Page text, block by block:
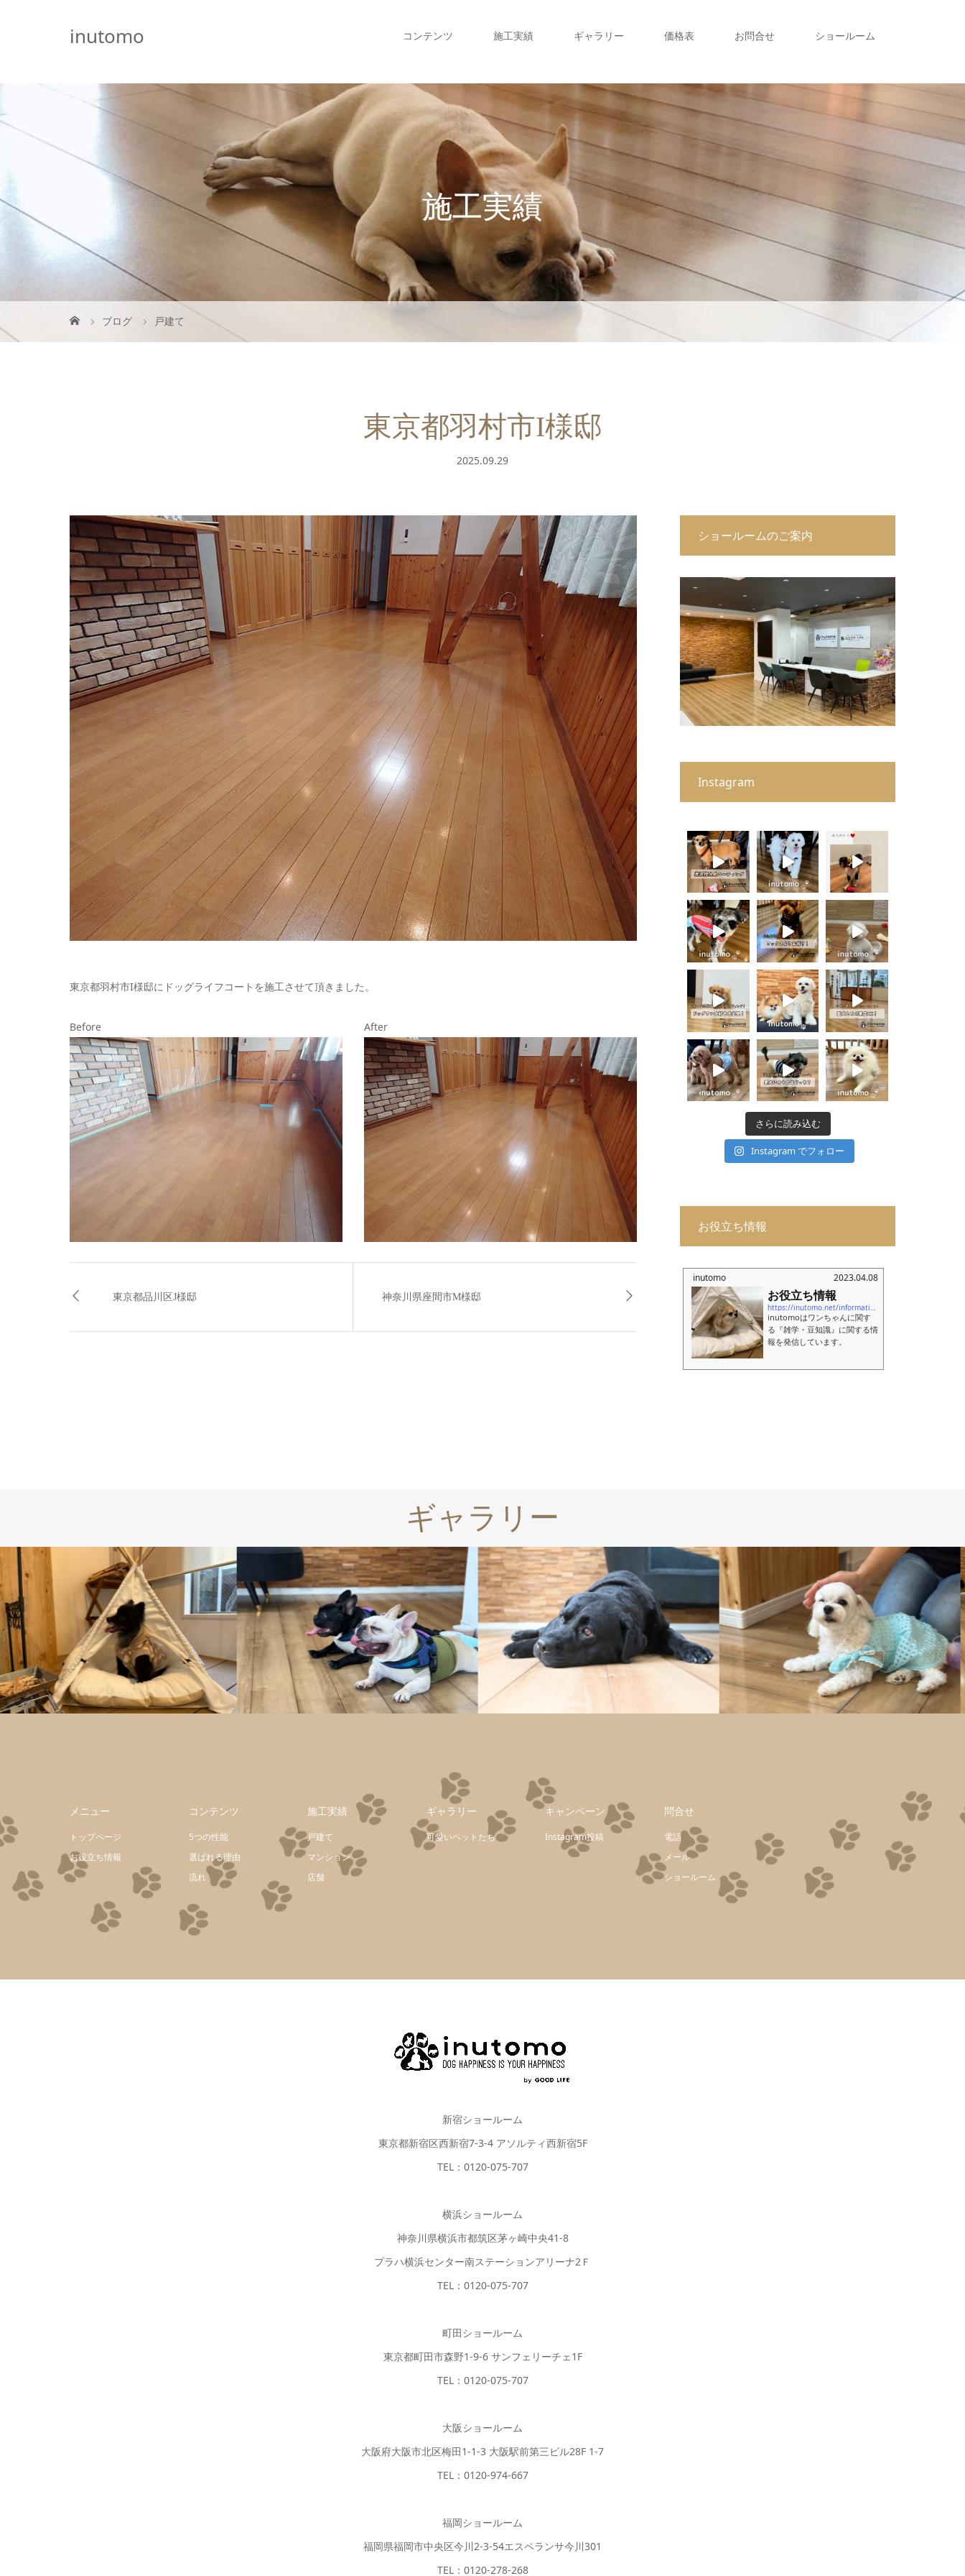
inutomo コンテンツ 施工実績 ギャラリー 価格表 お問合せ ショールーム
施工実績
ブログ 戸建て
東京都羽村市I様邸
2025.09.29
東京都羽村市I様邸にドッグライフコートを施工させて頂きました。
Before After
東京都品川区J様邸 神奈川県座間市M様邸
ショールームのご案内
Instagram
さらに読み込む
Instagram でフォロー
お役立ち情報
inutomo 2023.04.08
お役立ち情報
https://inutomo.net/information
inutomoはワンちゃんに関す
る『雑学・豆知識』に関する情
報を発信しています。
ギャラリー
メニュー
トップページ
お役立ち情報
コンテンツ
5つの性能
選ばれる理由
流れ
施工実績
戸建て
マンション
店舗
ギャラリー
可愛いペットたち
キャンペーン
Instagram投稿
問合せ
電話
メール
ショールーム
新宿ショールーム
東京都新宿区西新宿7-3-4 アソルティ西新宿5F
TEL：0120-075-707
横浜ショールーム
神奈川県横浜市都筑区茅ヶ崎中央41-8
プラハ横浜センター南ステーションアリーナ2Ｆ
TEL：0120-075-707
町田ショールーム
東京都町田市森野1-9-6 サンフェリーチェ1F
TEL：0120-075-707
大阪ショールーム
大阪府大阪市北区梅田1-1-3 大阪駅前第三ビル28F 1-7
TEL：0120-974-667
福岡ショールーム
福岡県福岡市中央区今川2-3-54エスペランサ今川301
TEL：0120-278-268